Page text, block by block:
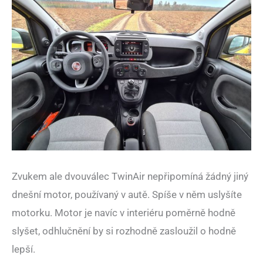
Zvukem ale dvouválec TwinAir nepřipomíná žádný jiný
dnešní motor, používaný v autě. Spíše v něm uslyšíte
motorku. Motor je navíc v interiéru poměrně hodně
slyšet, odhlučnění by si rozhodně zasloužil o hodně
lepší.